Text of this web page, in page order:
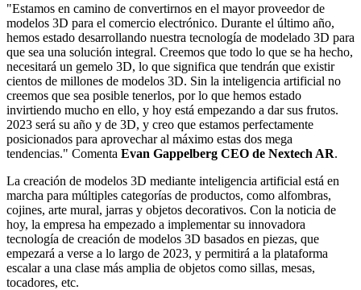
"Estamos en camino de convertirnos en el mayor proveedor de
modelos 3D para el comercio electrónico. Durante el último año,
hemos estado desarrollando nuestra tecnología de modelado 3D para
que sea una solución integral. Creemos que todo lo que se ha hecho,
necesitará un gemelo 3D, lo que significa que tendrán que existir
cientos de millones de modelos 3D. Sin la inteligencia artificial no
creemos que sea posible tenerlos, por lo que hemos estado
invirtiendo mucho en ello, y hoy está empezando a dar sus frutos.
2023 será su año y de 3D, y creo que estamos perfectamente
posicionados para aprovechar al máximo estas dos mega
tendencias." Comenta Evan Gappelberg CEO de Nextech AR.
La creación de modelos 3D mediante inteligencia artificial está en
marcha para múltiples categorías de productos, como alfombras,
cojines, arte mural, jarras y objetos decorativos. Con la noticia de
hoy, la empresa ha empezado a implementar su innovadora
tecnología de creación de modelos 3D basados en piezas, que
empezará a verse a lo largo de 2023, y permitirá a la plataforma
escalar a una clase más amplia de objetos como sillas, mesas,
tocadores, etc.